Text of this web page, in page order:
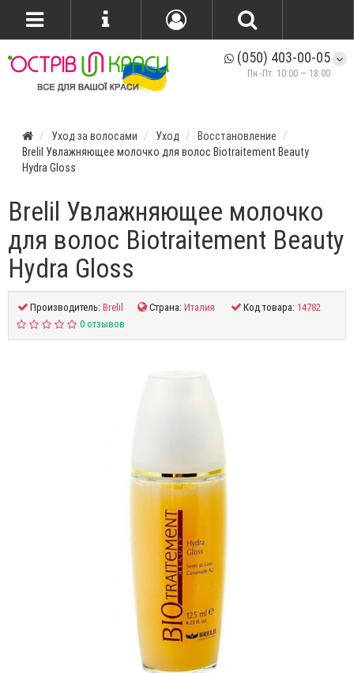
(050) 403-00-05
Пн.-Пт. 10:00 — 18:00
Уход за волосами Уход
Восстановление
Brelil Увлажняющее молочко для волос Biotraitement Beauty
Hydra Gloss
Brelil Увлажняющее молочко
для волос Biotraitement Beauty
Hydra Gloss
Производитель:Brelil Страна:Италия Код товара:14782
0 отзывов